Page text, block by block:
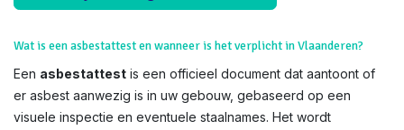
Wat is een asbestattest en wanneer is het verplicht in Vlaanderen?
Een asbestattest is een officieel document dat aantoont of
er asbest aanwezig is in uw gebouw, gebaseerd op een
visuele inspectie en eventuele staalnames. Het wordt